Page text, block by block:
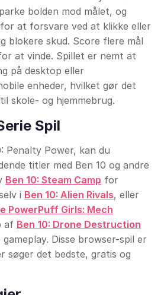
bolden mod målet, og
at forsvare ved at klikke eller
blokere skud. Score flere mål
at vinde. Spillet er nemt at
på desktop eller
enheder, hvilket gør det
skole- og hjemmebrug.
Spil
Penalty Power, kan du
titler med Ben 10 og andre
Ben 10: Steam Camp for
i Ben 10: Alien Rivals, eller
PowerPuff Girls: Mech
af Ben 10: Drone Destruction
Disse browser-spil er
søger det bedste, gratis og